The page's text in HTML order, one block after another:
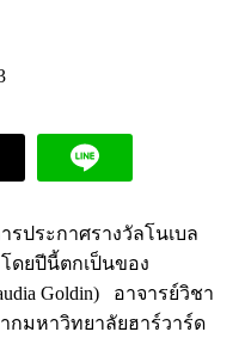
ประกาศรางวัลโนเบล
ดยปีนี้ตกเป็นของ
Goldin) อาจารย์วิชา
กมหาวิทยาลัยฮาร์วาร์ด